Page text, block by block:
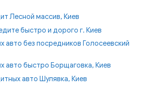
Лесной массив, Киев
быстро и дорого г. Киев
авто без посредников Голосеевский
авто быстро Борщаговка, Киев
авто Шулявка, Киев